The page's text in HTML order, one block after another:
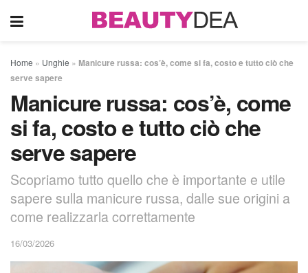
Home » Unghie » Manicure russa: cos’è, come si fa, costo e tutto ciò che
serve sapere
Manicure russa: cos’è, come
si fa, costo e tutto ciò che
serve sapere
Scopriamo tutto quello che è importante e utile
sapere sulla manicure russa, dalle sue origini a
come realizzarla correttamente
16/03/2026